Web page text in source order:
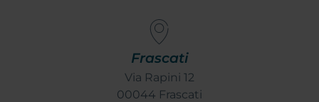
Frascati
Via Rapini 12
00044 Frascati